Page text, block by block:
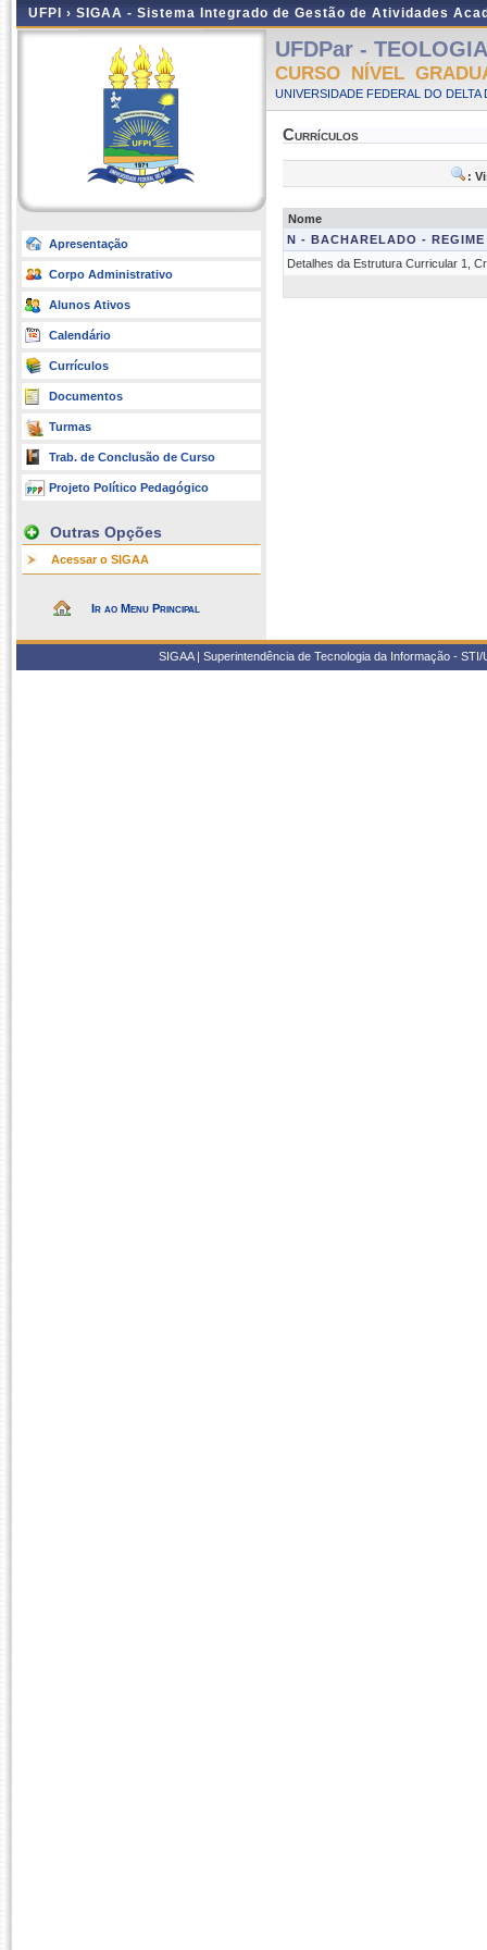
UFPI › SIGAA - Sistema Integrado de Gestão de Atividades
Apresentação
Corpo Administrativo
Alunos Ativos
Calendário
Currículos
Documentos
Turmas
Trab. de Conclusão de Curso
Projeto Político Pedagógico
Outras Opções
Acessar o SIGAA
Ir ao Menu Principal
UFDPar -
CURSO NÍVEL
UNIVERSIDADE FEDERAL DO DELTA
Currículos
:
Nome
N - BACHARELADO -
Detalhes da Estrutura Curricular 1,
SIGAA | Superintendência de Tecnologia da Informação -